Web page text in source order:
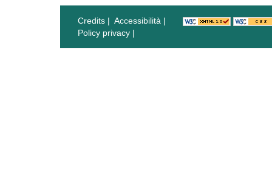
Credits |Accessibilità |
Policy privacy |